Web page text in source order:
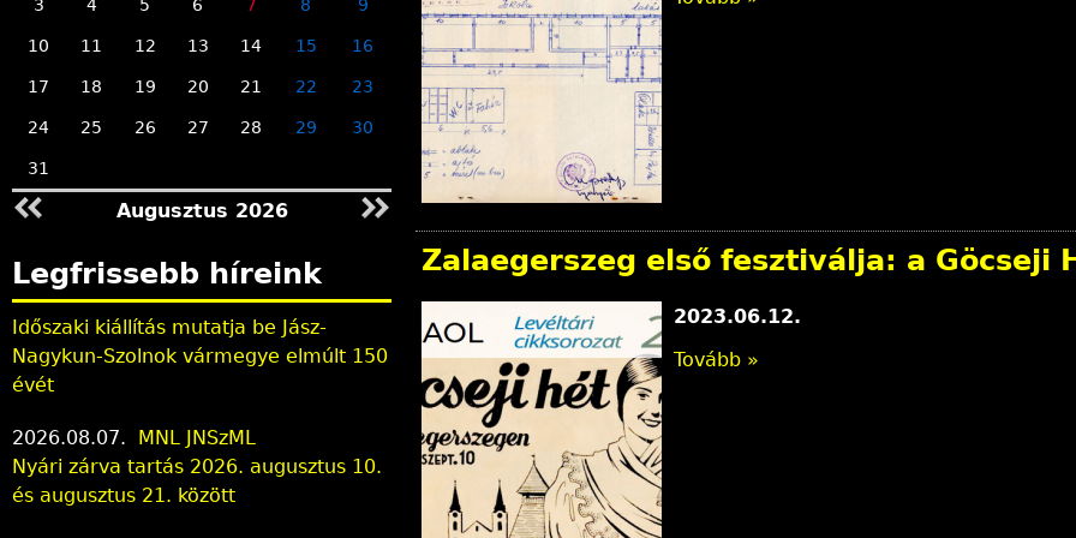
n
l
e
i
h
e
l
Zalaegerszeg első fesztiválja: a Göcseji
2023.06.12.
Tovább »
3 4 5 6 7 8 9
10 11 12 13 14 15 16
17 18 19 20 21 22 23
24 25 26 27 28 29 30
31
Augusztus 2026
Legfrissebb híreink
Időszaki kiállítás mutatja be Jász-
Nagykun-Szolnok vármegye elmúlt 150
évét
2026.08.07.
MNL JNSzML
Nyári zárva tartás 2026. augusztus 10.
és augusztus 21. között